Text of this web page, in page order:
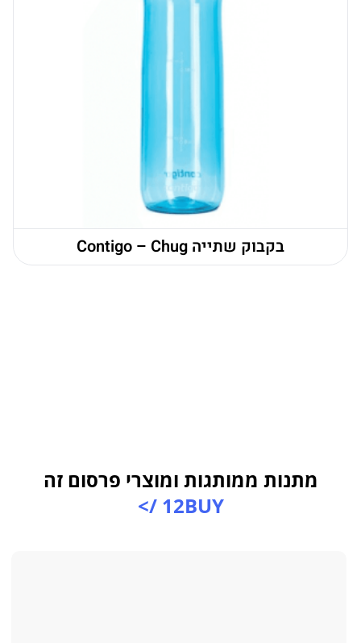
בקבוק שתייה Contigo – Chug
מתנות ממותגות ומוצרי פרסום זה
12BUY />